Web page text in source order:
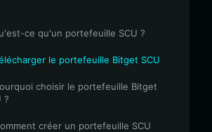
ce qu'un portefeuille SCU ?
le portefeuille Bitget SCU
choisir le portefeuille Bitget
?
créer un portefeuille SCU